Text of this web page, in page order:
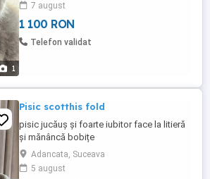
1
7 august
1 100 RON
Telefon validat
Pisic scotthis fold
pisic jucăuș și foarte iubitor face la litieră
și mănâncă bobițe
Adancata, Suceava
5 august